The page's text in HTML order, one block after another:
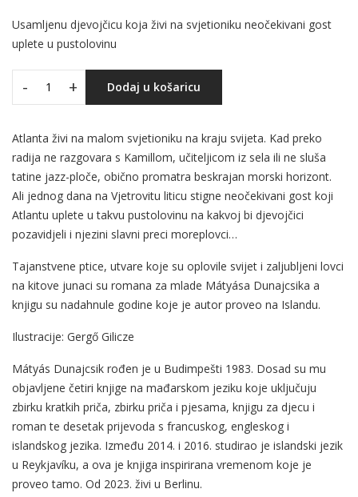
Usamljenu djevojčicu koja živi na svjetioniku neočekivani gost
uplete u pustolovinu
- + Dodaj u košaricu
Atlanta živi na malom svjetioniku na kraju svijeta. Kad preko
radija ne razgovara s Kamillom, učiteljicom iz sela ili ne sluša
tatine jazz-ploče, obično promatra beskrajan morski horizont.
Ali jednog dana na Vjetrovitu liticu stigne neočekivani gost koji
Atlantu uplete u takvu pustolovinu na kakvoj bi djevojčici
pozavidjeli i njezini slavni preci moreplovci…
Tajanstvene ptice, utvare koje su oplovile svijet i zaljubljeni lovci
na kitove junaci su romana za mlade Mátyása Dunajcsika a
knjigu su nadahnule godine koje je autor proveo na Islandu.
Ilustracije: Gergő Gilicze
Mátyás Dunajcsik rođen je u Budimpešti 1983. Dosad su mu
objavljene četiri knjige na mađarskom jeziku koje uključuju
zbirku kratkih priča, zbirku priča i pjesama, knjigu za djecu i
roman te desetak prijevoda s francuskog, engleskog i
islandskog jezika. Između 2014. i 2016. studirao je islandski jezik
u Reykjavíku, a ova je knjiga inspirirana vremenom koje je
proveo tamo. Od 2023. živi u Berlinu.